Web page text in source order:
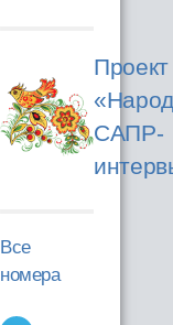
Проект
САПР-
Все
номера